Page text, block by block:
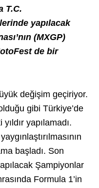
T.C.
yapılacak
(MXGP)
de bir
değişim geçiriyor.
gibi Türkiye’de
yapılamadı.
başladı. Son
Şampiyonlar
Formula 1’in